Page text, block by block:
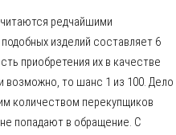
редчайшими
изделий составляет 6
приобретения их в качестве
возможно, то шанс 1 из 100. Дело
количеством перекупщиков
попадают в обращение. С